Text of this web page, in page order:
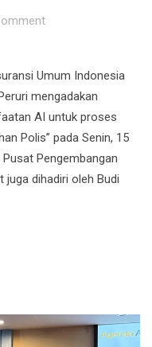
Umum Indonesia
mengadakan
AI untuk proses
Polis” pada Senin, 15
Pengembangan
juga dihadiri oleh Budi